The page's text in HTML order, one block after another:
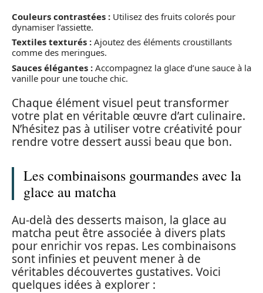
Couleurs contrastées : Utilisez des fruits colorés pour
dynamiser l’assiette.
Textiles texturés : Ajoutez des éléments croustillants
comme des meringues.
Sauces élégantes : Accompagnez la glace d’une sauce à la
vanille pour une touche chic.
Chaque élément visuel peut transformer
votre plat en véritable œuvre d’art culinaire.
N’hésitez pas à utiliser votre créativité pour
rendre votre dessert aussi beau que bon.
Les combinaisons gourmandes avec la
glace au matcha
Au-delà des desserts maison, la glace au
matcha peut être associée à divers plats
pour enrichir vos repas. Les combinaisons
sont infinies et peuvent mener à de
véritables découvertes gustatives. Voici
quelques idées à explorer :